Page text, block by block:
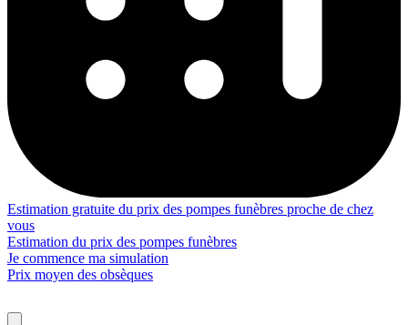
Estimation gratuite du prix des pompes funèbres proche de chez
vous
Estimation du prix des pompes funèbres
Je commence ma simulation
Prix moyen des obsèques